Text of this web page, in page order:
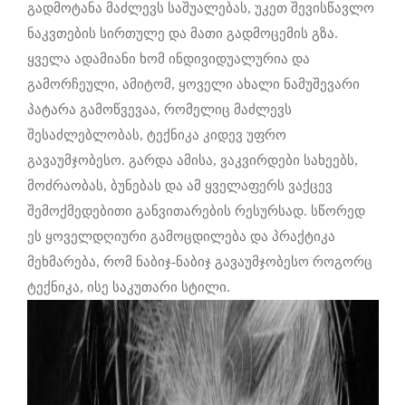
გადმოტანა მაძლევს საშუალებას, უკეთ შევისწავლო
ნაკვთების სირთულე და მათი გადმოცემის გზა.
ყველა ადამიანი ხომ ინდივიდუალურია და
გამორჩეული, ამიტომ, ყოველი ახალი ნამუშევარი
პატარა გამოწვევაა, რომელიც მაძლევს
შესაძლებლობას, ტექნიკა კიდევ უფრო
გავაუმჯობესო. გარდა ამისა, ვაკვირდები სახეებს,
მოძრაობას, ბუნებას და ამ ყველაფერს ვაქცევ
შემოქმედებითი განვითარების რესურსად. სწორედ
ეს ყოველდღიური გამოცდილება და პრაქტიკა
მეხმარება, რომ ნაბიჯ-ნაბიჯ გავაუმჯობესო როგორც
ტექნიკა, ისე საკუთარი სტილი.